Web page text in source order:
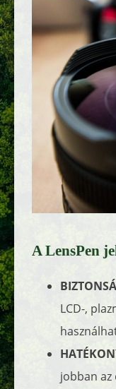
A LensPen
LCD-,
jobban